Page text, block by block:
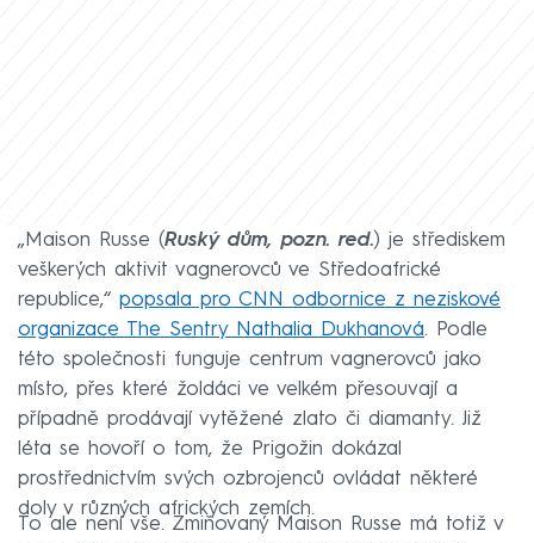
„Maison Russe (Ruský dům, pozn. red.) je střediskem
veškerých aktivit vagnerovců ve Středoafrické
republice,“ popsala pro CNN odbornice z neziskové
organizace The Sentry Nathalia Dukhanová. Podle
této společnosti funguje centrum vagnerovců jako
místo, přes které žoldáci ve velkém přesouvají a
případně prodávají vytěžené zlato či diamanty. Již
léta se hovoří o tom, že Prigožin dokázal
prostřednictvím svých ozbrojenců ovládat některé
doly v různých afrických zemích.
To ale není vše. Zmiňovaný Maison Russe má totiž v